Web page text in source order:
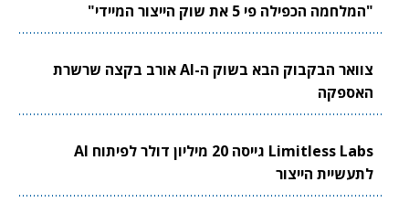
"המלחמה הכפילה פי 5 את שוק הייצור המיידי"
צוואר הבקבוק הבא בשוק ה-AI אורב בקצה שרשרת
האספקה
Limitless Labs גייסה 20 מיליון דולר לפיתוח AI
לתעשיית הייצור